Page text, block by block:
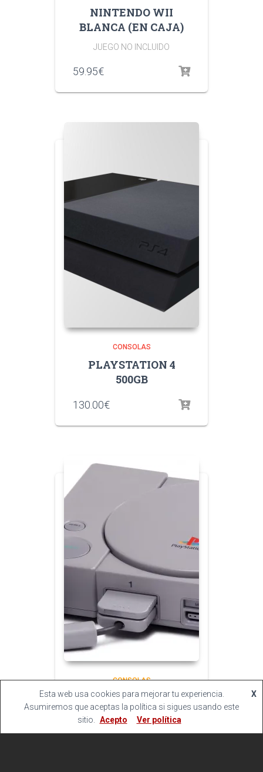
NINTENDO WII
BLANCA (EN CAJA)
JUEGO NO INCLUIDO
59.95€
CONSOLAS
PLAYSTATION 4
500GB
130.00€
CONSOLAS
SONY PLAYSTATION
49.95 €
Esta web usa cookies para mejorar tu experiencia.
Asumiremos que aceptas la política si sigues usando este
sitio.
X
Acepto Ver política